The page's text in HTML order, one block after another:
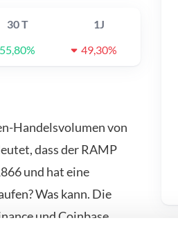
30 T
1J
55,80% 49,30%
Handelsvolumen von
dass der RAMP
und hat eine
Was kann. Die
und Coinbase.